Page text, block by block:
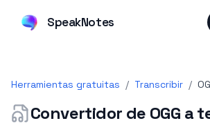
SpeakNotes
Herramientas gratuitas / Transcribir /
Convertidor de OGG a